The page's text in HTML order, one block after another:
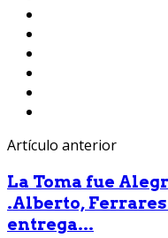
Artículo anterior
La Toma fue
.Alberto,
entrega...